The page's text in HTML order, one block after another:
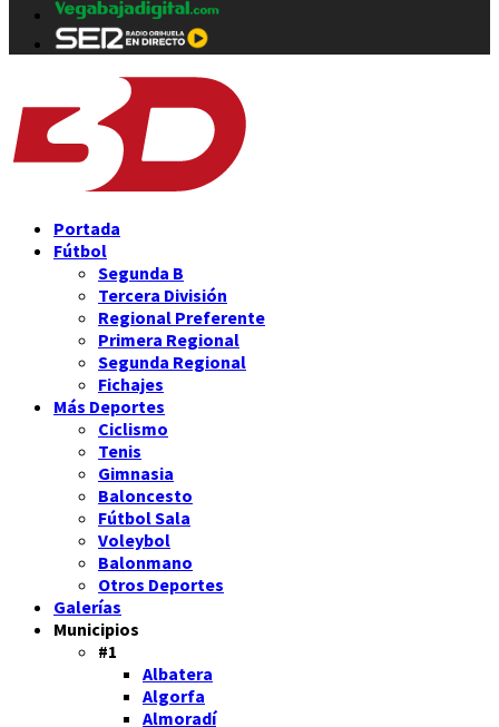
Portada
Fútbol
Segunda B
Tercera División
Regional Preferente
Primera Regional
Segunda Regional
Fichajes
Más Deportes
Ciclismo
Tenis
Gimnasia
Baloncesto
Fútbol Sala
Voleybol
Balonmano
Otros Deportes
Galerías
Municipios
#1
Albatera
Algorfa
Almoradí